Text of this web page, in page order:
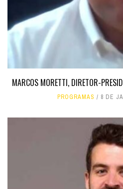
MARCOS MORETTI, DIRETOR-
PROGRAMAS 8 DE